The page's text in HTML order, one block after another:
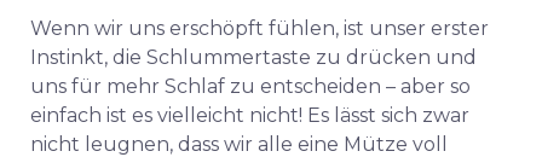
Wenn wir uns erschöpft fühlen, ist unser erster
Instinkt, die Schlummertaste zu drücken und
uns für mehr Schlaf zu entscheiden – aber so
einfach ist es vielleicht nicht! Es lässt sich zwar
nicht leugnen, dass wir alle eine Mütze voll